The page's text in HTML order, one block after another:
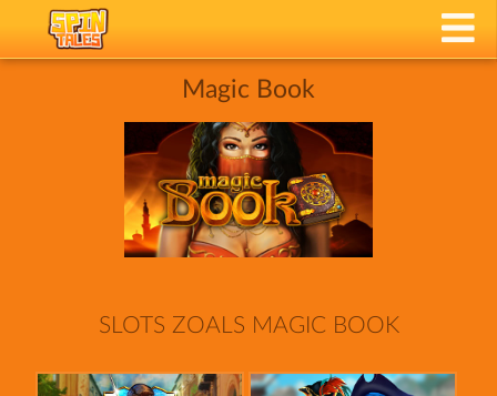
Magic Book
SLOTS ZOALS MAGIC BOOK